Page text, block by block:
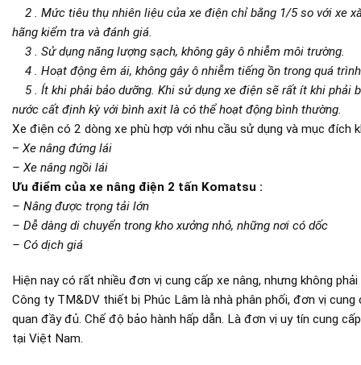
2 . Mức tiêu thụ nhiên liệu của xe điện chỉ bằng 1/5 so với xe
hãng kiểm tra và đánh giá.
3 . Sử dụng năng lượng sạch, không gây ô nhiễm môi trường.
4 . Hoạt động êm ái, không gây ô nhiễm tiếng ồn trong quá
5 . Ít khi phải bảo dưỡng. Khi sử dụng xe điện sẽ rất ít khi phải
nước cất định kỳ với bình axit là có thể hoạt động bình thường.
Xe điện có 2 dòng xe phù hợp với nhu cầu sử dụng và mục đích
– Xe nâng đứng lái
– Xe nâng ngồi lái
Ưu điểm của xe nâng điện 2 tấn Komatsu :
– Nâng được trọng tải lớn
– Dễ dàng di chuyển trong kho xưởng nhỏ, những nơi có dốc
– Có dịch giá
Hiện nay có rất nhiều đơn vị cung cấp xe nâng, nhưng không
Công ty TM&DV thiết bị Phúc Lâm là nhà phân phối, đơn vị
quan đầy đủ. Chế độ bảo hành hấp dẫn. Là đơn vị uy tín cung
tại Việt Nam.